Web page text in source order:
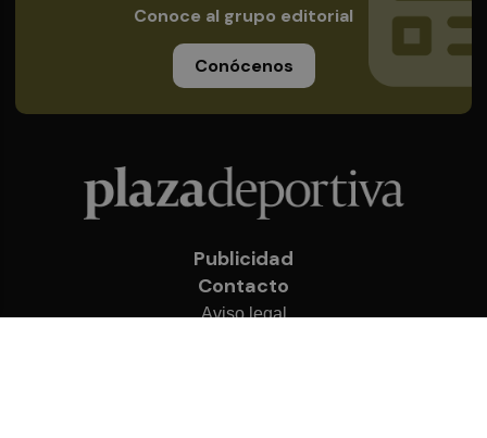
Conoce al grupo editorial
Conócenos
Publicidad
Contacto
Aviso legal